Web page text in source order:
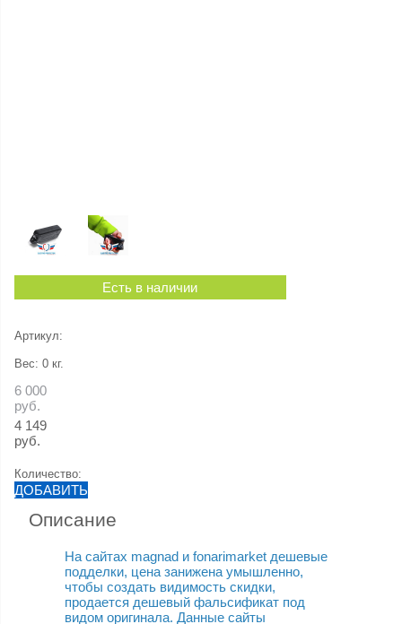
Есть в наличии
Артикул:
Вес: 0 кг.
6 000
руб.
4 149
руб.
Количество:
ДОБАВИТЬ
Описание
На сайтах magnad и fonarimarket дешевые
подделки, цена занижена умышленно,
чтобы создать видимость скидки,
продается дешевый фальсификат под
видом оригинала. Данные сайты